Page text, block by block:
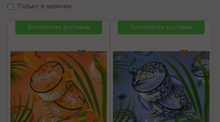
Только в наличии
Бесплатная доставка Бесплатная доставка